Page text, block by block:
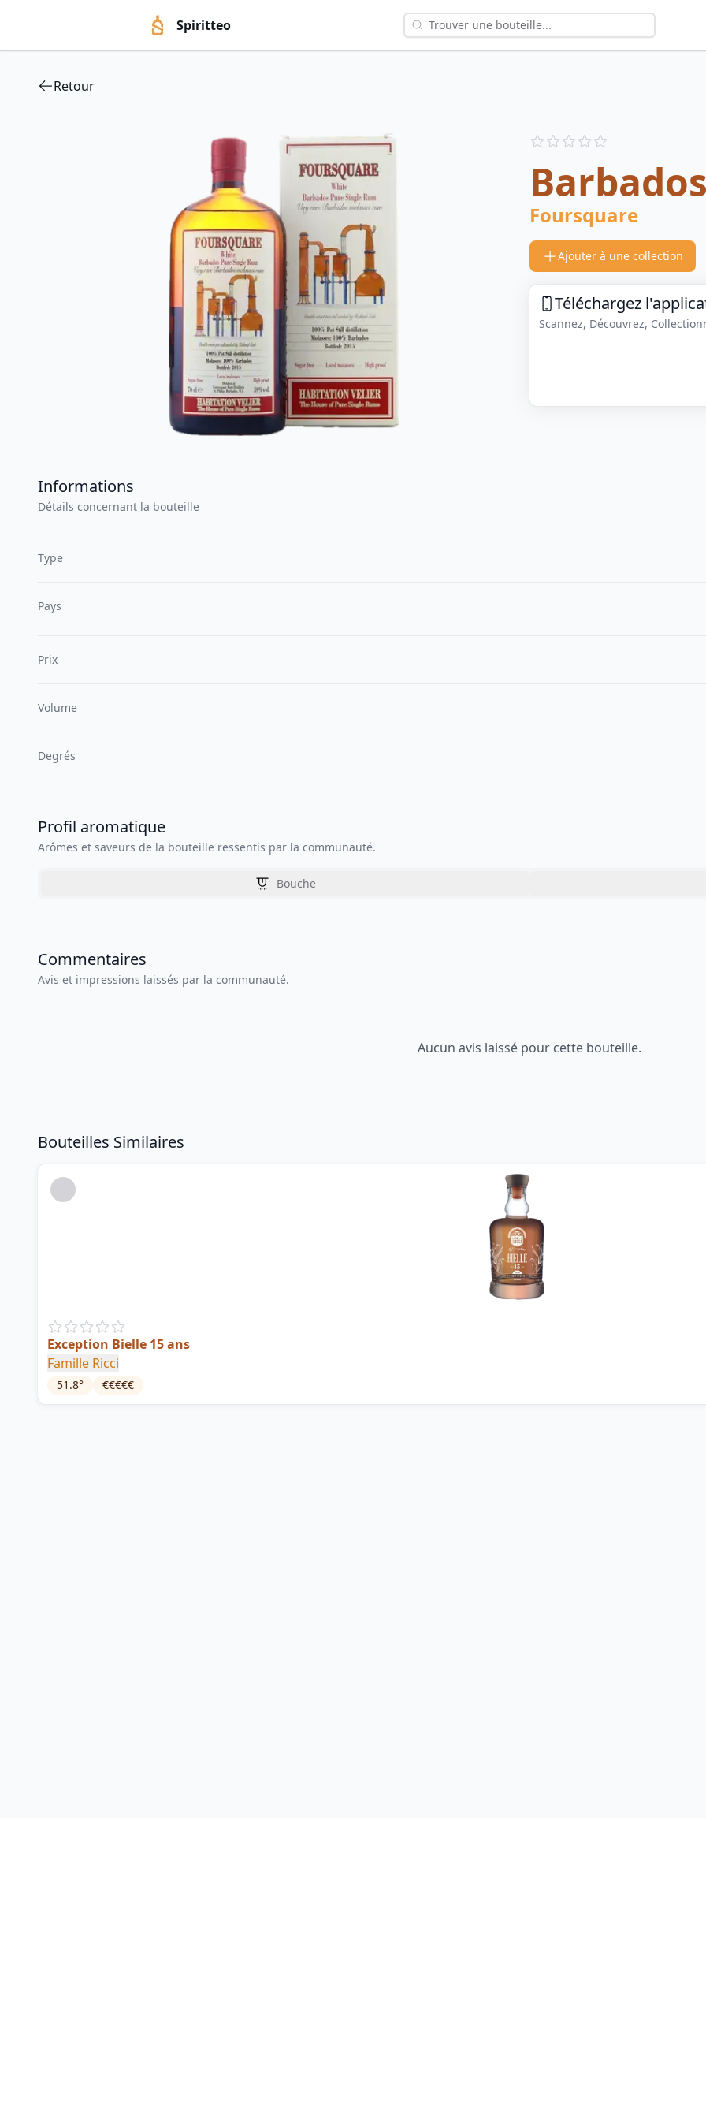
Spiritteo
Retour
Reviews
Foursquare
Ajouter à une collection
Téléchargez
Scannez, Découvrez,
Informations
Détails concernant la bouteille
Type
Pays
Prix
Volume
Degrés
Profil aromatique
Arômes et saveurs de la bouteille ressentis par la communauté.
Bouche
Commentaires
Avis et impressions laissés par la communauté.
Aucun avis laissé pour cette bouteille.
Bouteilles Similaires
Exception Bielle 15 ans
Famille Ricci
51.8° €€€€€